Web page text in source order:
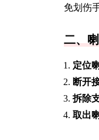
免划伤
二、
定位
断开
拆除
取出